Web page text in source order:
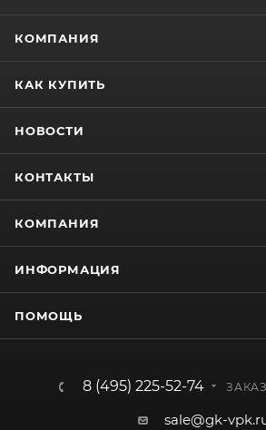
КОМПАНИЯ
КАК КУПИТЬ
НОВОСТИ
КОНТАКТЫ
КОМПАНИЯ
ИНФОРМАЦИЯ
ПОМОЩЬ
8 (495) 225-52-74
sale@gk-